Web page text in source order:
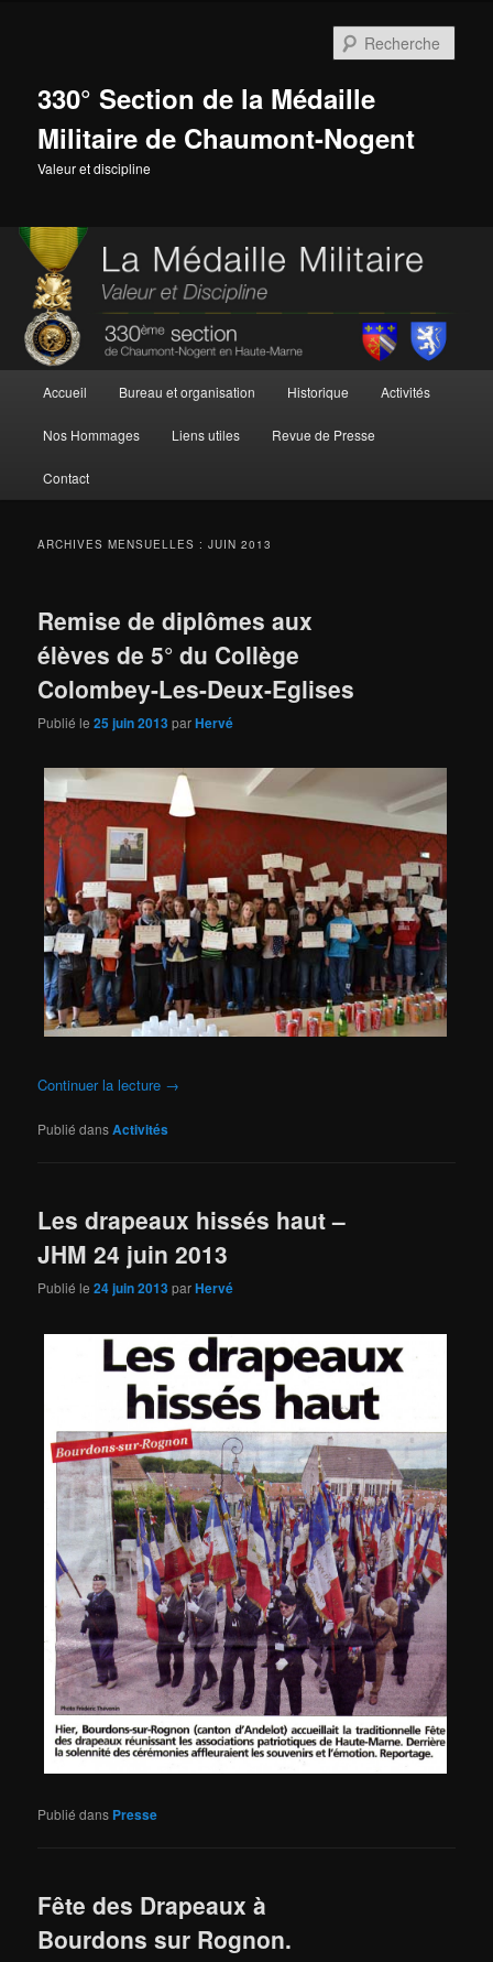
330° Section de la Médaille
Militaire de Chaumont-Nogent
Valeur et discipline
principal
Accueil Bureau et organisation Historique Activités
Nos Hommages Liens utiles Revue de Presse
Contact
ARCHIVES MENSUELLES :JUIN 2013
Remise de diplômes aux
élèves de 5° du Collège
Colombey-Les-Deux-Eglises
Publié le25 juin 2013parHervé
Continuer la lecture →
Publié dansActivités
Les drapeaux hissés haut –
JHM 24 juin 2013
Publié le24 juin 2013parHervé
Publié dans Presse
Fête des Drapeaux à
Bourdons sur Rognon.